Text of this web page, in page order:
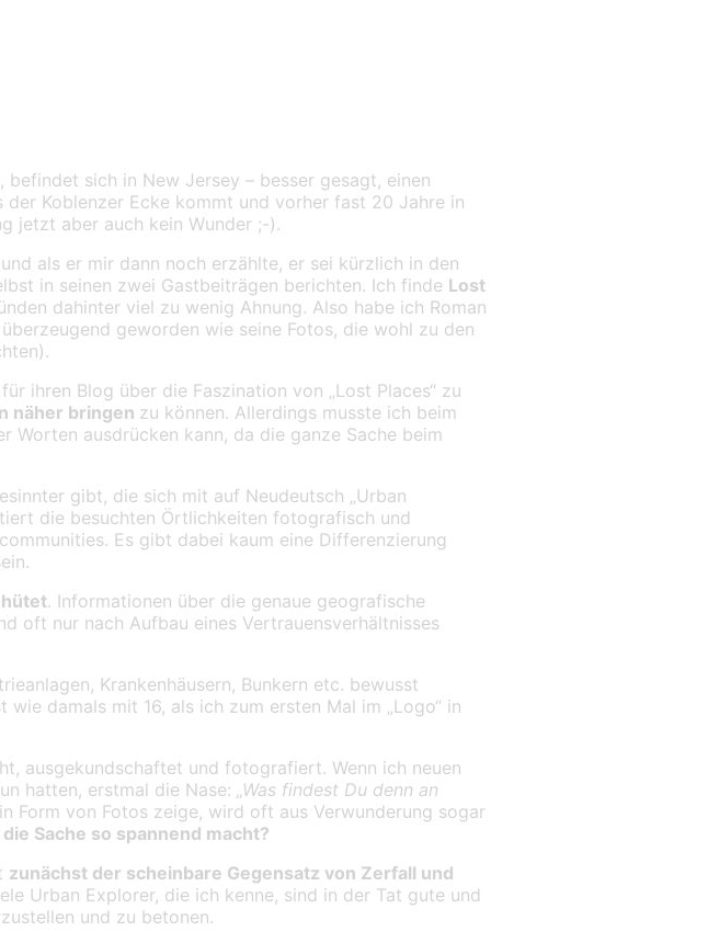
sich in New Jersey – besser gesagt, einen
Koblenzer Ecke kommt und vorher fast 20 Jahre in
jetzt aber auch kein Wunder ;-).
als er mir dann noch erzählte, er sei kürzlich in den
in seinen zwei Gastbeiträgen berichten. Ich finde Lost
dahinter viel zu wenig Ahnung. Also habe ich Roman
geworden wie seine Fotos, die wohl zu den
ihren Blog über die Faszination von „Lost Places“ zu
näher bringen zu können. Allerdings musste ich beim
ausdrücken kann, da die ganze Sache beim
gibt, die sich mit auf Neudeutsch „Urban
die besuchten Örtlichkeiten fotografisch und
Es gibt dabei kaum eine Differenzierung
. Informationen über die genaue geografische
oft nur nach Aufbau eines Vertrauensverhältnisses
Krankenhäusern, Bunkern etc. bewusst
damals mit 16, als ich zum ersten Mal im „Logo“ in
ausgekundschaftet und fotografiert. Wenn ich neuen
hatten, erstmal die Nase:
„Was findest Du denn an
Form von Fotos zeige, wird oft aus Verwunderung sogar
Sache so spannend macht?
zunächst der scheinbare Gegensatz von Zerfall und
Urban Explorer, die ich kenne, sind in der Tat gute und
und zu betonen.